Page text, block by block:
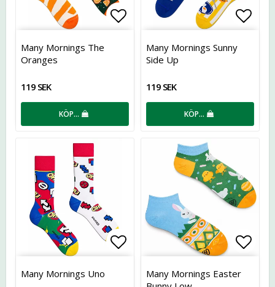
Lägg till i favoritlistan
Many Mornings The
Oranges
119 SEK
KÖP…
Many Mornings Sunny
Side Up
119 SEK
KÖP…
Lägg till i favoritlistan
Many Mornings Uno
Many Mornings Easter